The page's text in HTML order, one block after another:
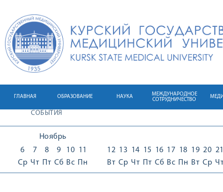
ГЛАВНАЯ ОБРАЗОВАНИЕ НАУКА
МЕЖДУНАРОДНОЕ
СОТРУДНИЧЕСТВО
СОБЫТИЯ
Ноябрь
6
Ср
7
Чт
8
Пт
9
Сб
10
Вс
11
Пн
12
Вт
13
Ср
14
Чт
15
Пт
16
Сб
17
Вс
18
Пн
19
Вт
20
Ср